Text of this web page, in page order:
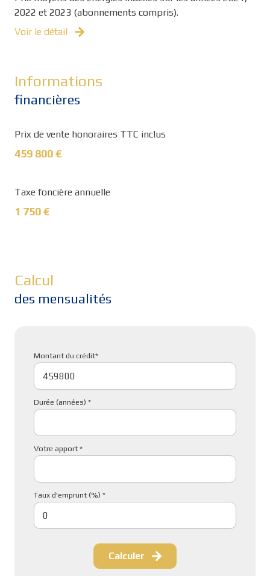
2022 et 2023 (abonnements compris).
Voir le détail
Informations
financières
Prix de vente honoraires TTC inclus
459 800 €
Taxe foncière annuelle
1 750 €
Calcul
des mensualités
Montant du crédit*
Durée (années) *
Votre apport *
Taux d'emprunt (%) *
Calculer